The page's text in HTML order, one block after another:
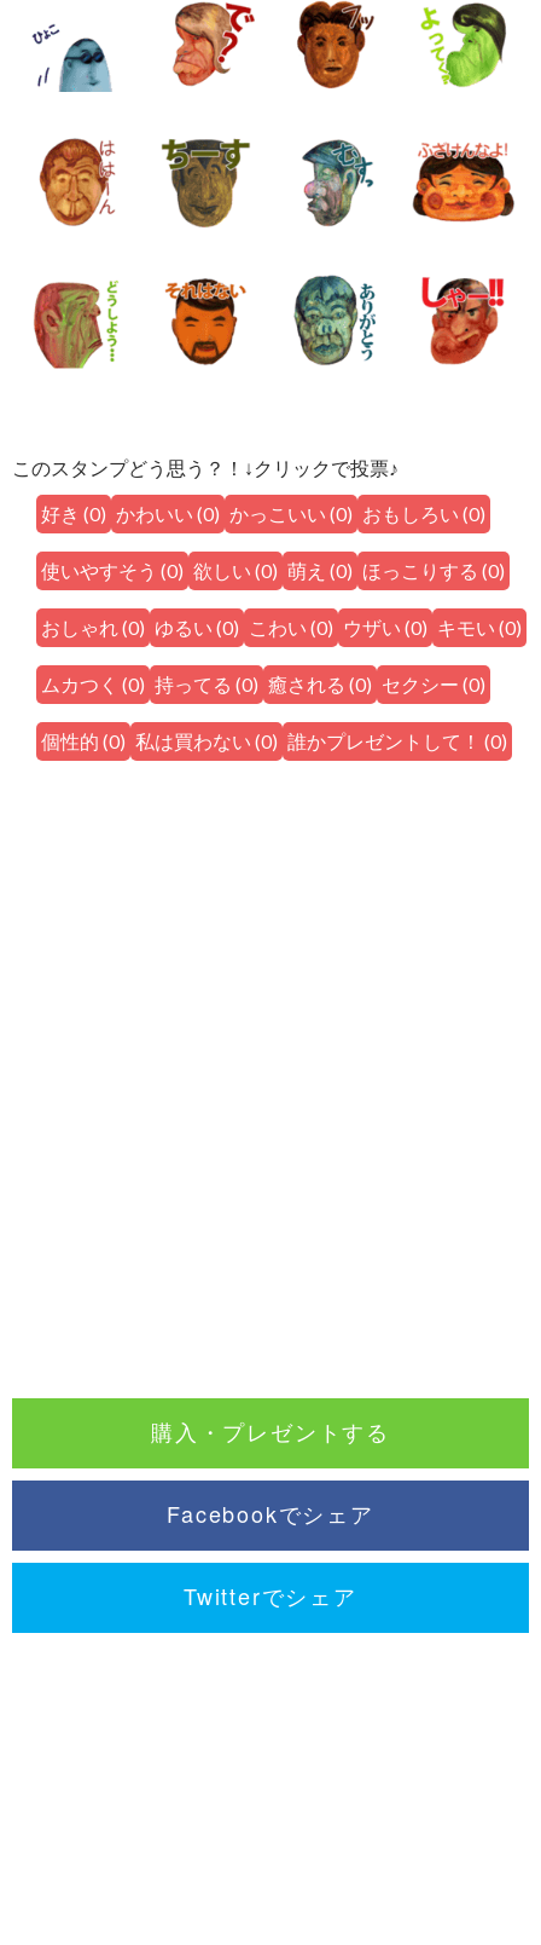
このスタンプどう思う？！↓クリックで投票♪
好き (0) かわいい (0) かっこいい (0) おもしろい (0)
使いやすそう (0) 欲しい (0) 萌え (0) ほっこりする (0)
おしゃれ(0) ゆるい (0) こわい (0) ウザい (0) キモい (0)
ムカつく (0) 持ってる (0) 癒される (0) セクシー (0)
個性的 (0) 私は買わない (0) 誰かプレゼントして！ (0)
購入・プレゼントする
Facebookでシェア
Twitterでシェア